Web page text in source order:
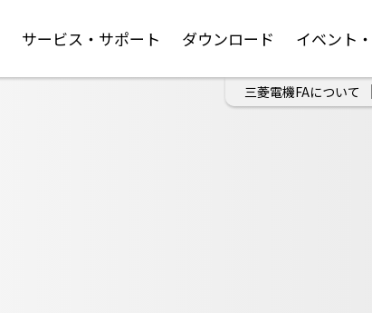
サービス・サポート ダウンロード イベント
三菱電機FAについて